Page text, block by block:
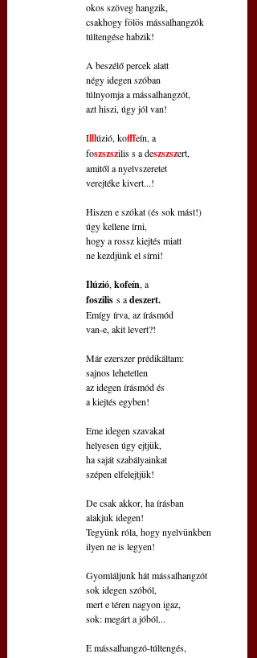
okos szöveg hangzik,
csakhogy fölös mássalhangzók
túltengése habzik!
A beszélő percek alatt
négy idegen szóban
túlnyomja a mássalhangzót,
azt hiszi, úgy jól van!
Illlúzió, kofffeín, a
foszszszilis s a deszszszert,
amitől a nyelvszeretet
verejtéke kivert...!
Hiszen e szókat (és sok mást!)
úgy kellene írni,
hogy a rossz kiejtés miatt
ne kezdjünk el sírni!
Ilúzió, kofeín, a
foszilis s a deszert.
Emígy írva, az írásmód
van-e, akit levert?!
Már ezerszer prédikáltam:
sajnos lehetetlen
az idegen írásmód és
a kiejtés egyben!
Eme idegen szavakat
helyesen úgy ejtjük,
ha saját szabályainkat
szépen elfelejtjük!
De csak akkor, ha írásban
alakjuk idegen!
Tegyünk róla, hogy nyelvünkben
ilyen ne is legyen!
Gyomláljunk hát mássalhangzót
sok idegen szóból,
mert e téren nagyon igaz,
sok: megárt a jóból...
E mássalhangzó-túltengés,